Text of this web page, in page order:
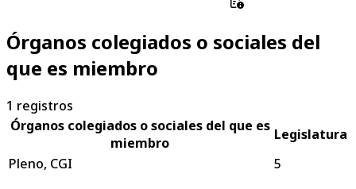
Órganos colegiados o sociales del
que es miembro
1 registros
Órganos colegiados o sociales del que es
miembro
Legislatura
Pleno, CGI
5